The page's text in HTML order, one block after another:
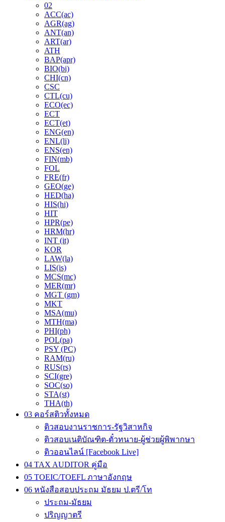
02
ACC(ac)
AGR(ag)
ANT(an)
ART(ar)
ATH
BAP(apr)
BIO(bi)
CHI(cn)
CSC
CTL(cu)
ECO(ec)
ECT
ECT(et)
ENG(en)
ENL(li)
ENS(en)
FIN(mb)
FOL
FRE(fr)
GEO(ge)
HED(ha)
HIS(hi)
HIT
HPR(pe)
HRM(hr)
INT (it)
KOR
LAW(la)
LIS(is)
MCS(mc)
MER(mr)
MGT (gm)
MKT
MSA(mu)
MTH(ma)
PHI(ph)
POL(pa)
PSY (PC)
RAM(ru)
RUS(rs)
SCI(gre)
SOC(so)
STA(st)
THA(th)
03 คอร์สติวทั้งหมด
ติวสอบงานราชการ-รัฐวิสาหกิจ
ติวสอบเนติบัณฑิต-ตั๋วทนาย-ผู้ช่วยผู้พิพากษา
ติวออนไลน์ [Facebook Live]
04 TAX AUDITOR คู่มือ
05 TOEIC/TOEFL ภาษาอังกฤษ
06 หนังสือสอบประถม มัธยม ป.ตรี/โท
ประถม-มัธยม
ปริญญาตรี